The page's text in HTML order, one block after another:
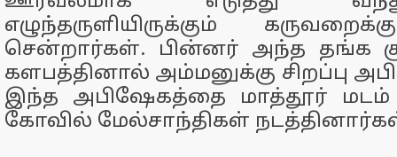
எழுந்தருளியிருக்கும்
சென்றார்கள். பின்னர் அந்த தங்க
களபத்தினால் அம்மனுக்கு சிறப்பு
இந்த அபிஷேகத்தை மாத்தூர் மடம்
கோவில் மேல்சாந்திகள்